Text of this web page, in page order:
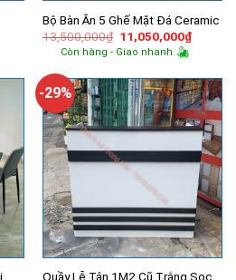
Bộ Bàn Ăn 5 Ghế Mặt Đá Ceramic
13,500,000₫ Giá
gốc
là:
11,050,000₫Giá
hiện
Còn hàng - Giao nhanh
-29%
Quầy Lễ Tân 1M2 Cũ Trắng Sọc